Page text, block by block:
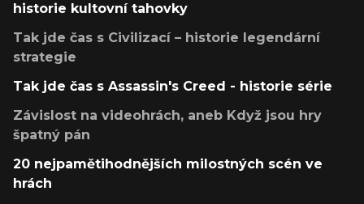
historie kultovní tahovky
Tak jde čas s Civilizací – historie legendární
strategie
Tak jde čas s Assassin's Creed - historie série
Závislost na videohrách, aneb Když jsou hry
špatný pán
20 nejpamětihodnějších milostných scén ve
hrách